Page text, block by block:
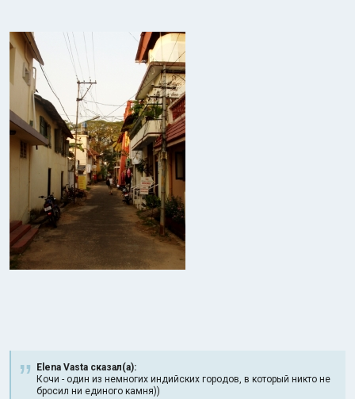
Elena Vasta сказал(а):
Кочи - один из немногих индийских городов, в который никто не
бросил ни единого камня))